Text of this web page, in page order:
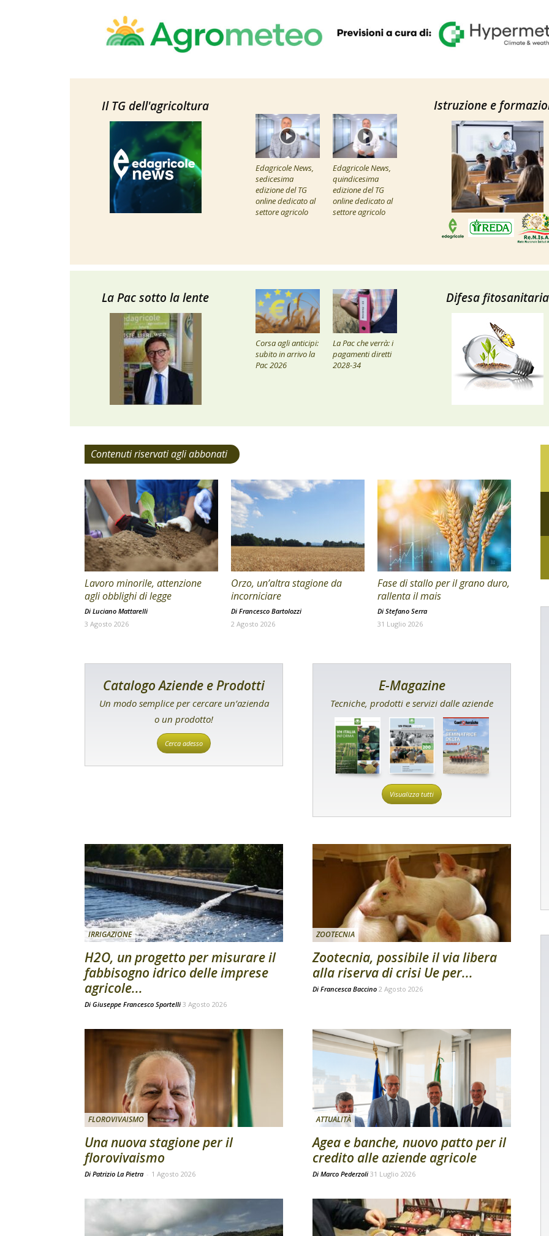
Il TG dell'agricoltura
Edagricole News,
sedicesima
edizione del TG
online dedicato al
settore agricolo
Edagricole News,
quindicesima
edizione del TG
online dedicato al
settore agricolo
Istruzione e
La Pac sotto la lente
Corsa agli anticipi:
subito in arrivo la
Pac 2026
La Pac che verrà: i
pagamenti diretti
2028-34
Difesa fitosanitaria
Contenuti riservati agli abbonati
Lavoro minorile, attenzione
agli obblighi di legge
Di Luciano Mattarelli
3 Agosto 2026
Orzo, un’altra stagione da
incorniciare
Di Francesco Bartolozzi
2 Agosto 2026
Fase di stallo per il grano duro,
rallenta il mais
Di Stefano Serra
31 Luglio 2026
Catalogo Aziende e Prodotti
Un modo semplice per cercare un’azienda
o un prodotto!
Cerca adesso
E-Magazine
Tecniche, prodotti e servizi dalle aziende
Visualizza tutti
IRRIGAZIONE
H2O, un progetto per misurare il
fabbisogno idrico delle imprese
agricole...
Di Giuseppe Francesco Sportelli 3 Agosto 2026
ZOOTECNIA
Zootecnia, possibile il via libera
alla riserva di crisi Ue per...
Di Francesca Baccino 2 Agosto 2026
FLOROVIVAISMO
Una nuova stagione per il
florovivaismo
Di Patrizio La Pietra - 1 Agosto 2026
ATTUALITÀ
Agea e banche, nuovo patto per il
credito alle aziende agricole
Di Marco Pederzoli 31 Luglio 2026